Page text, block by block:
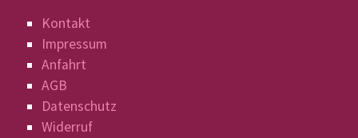
Kontakt
Impressum
Anfahrt
AGB
Datenschutz
Widerruf